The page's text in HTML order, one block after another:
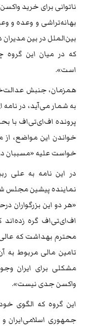
ناتوانی برای خرید
بهانه‌تراشی و وعده
بین‌الملل در بین
که در میان این گروه
است».
همزمان، جنبش
به شمار می‌آید، در نامه
پرونده اف‌ای‌تی‌اف با
خواندن این مواضع،
خواست علیه «مسببان
در این نامه به
نماینده پیشین مجلس
«هر دو این بزرگواران
اف‌ای‌تی‌اف گره
محترم بهداشت که عالی
تامین مالی مربوط به
مشکلی برای ایران
واکسن جدی نیست».
این گروه که الگوی
جمهوری اسلامی‌ایران